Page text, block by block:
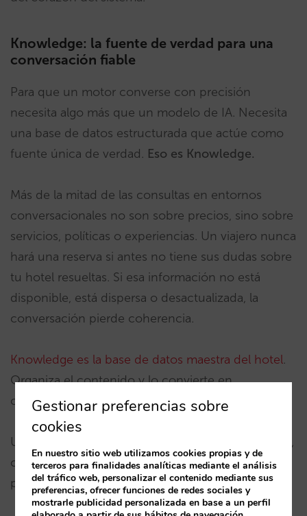
Knowledge: la fuente de verdad para una
conversación fiable
Para que un motor converse con precisión
necesita algo más que un modelo de IA. Necesita
una base de datos estructurada que actúe como
fuente única de verdad. Eso es Knowledge.
Más de la mitad de las consultas en entornos
conversacionales no son sobre precios, sino sobre
servicios, políticas o experiencias. Un viajero nunca
hará una reserva si antes no tiene sus dudas sobre
tu hotel resueltas. Si esa información no está
disponible, está dispersa o desactualizada, la
conversación pierde coherencia.
Knowledge es la base de datos maestra del hotel.
Organiza el contenido y lo convierte en
conocimiento reutilizable.
Un único origen de datos. Múltiples destinos: web,
chat, WhatsApp, voz, asistentes externos… y tu
propia organización.
Gestionar preferencias sobre
cookies
En nuestro sitio web utilizamos cookies propias y de
terceros para finalidades analíticas mediante el análisis
del tráfico web, personalizar el contenido mediante sus
preferencias, ofrecer funciones de redes sociales y
mostrarle publicidad personalizada en base a un perfil